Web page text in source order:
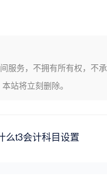
服务，不拥有所有权，不承
站将立刻删除。
么t3会计科目设置